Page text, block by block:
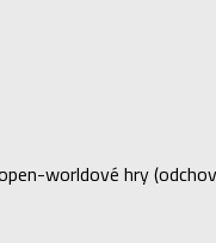
worldové hry